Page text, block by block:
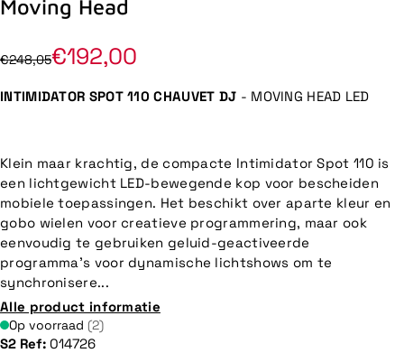
Moving Head
€248,05€192,00
INTIMIDATOR SPOT 110 CHAUVET DJ - MOVING HEAD LED
Klein maar krachtig, de compacte Intimidator Spot 110 is
een lichtgewicht LED-bewegende kop voor bescheiden
mobiele toepassingen. Het beschikt over aparte kleur en
gobo wielen voor creatieve programmering, maar ook
eenvoudig te gebruiken geluid-geactiveerde
programma's voor dynamische lichtshows om te
synchronisere...
Alle product informatie
Op voorraad (2)
S2 Ref: 014726